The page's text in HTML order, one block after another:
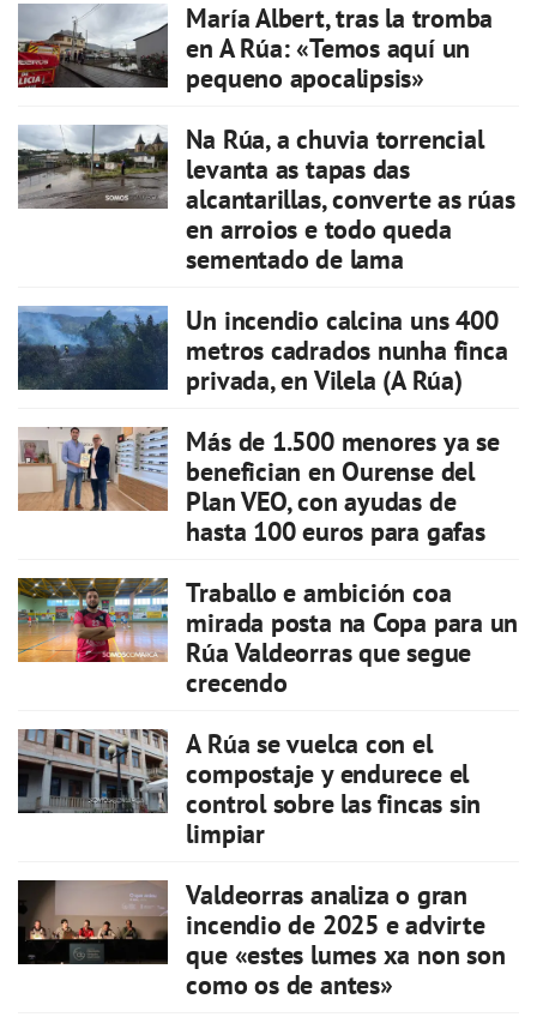
María Albert, tras la tromba
en A Rúa: «Temos aquí un
pequeno apocalipsis»
Na Rúa, a chuvia torrencial
levanta as tapas das
alcantarillas, converte as rúas
en arroios e todo queda
sementado de lama
Un incendio calcina uns 400
metros cadrados nunha finca
privada, en Vilela (A Rúa)
Más de 1.500 menores ya se
benefician en Ourense del
Plan VEO, con ayudas de
hasta 100 euros para gafas
Traballo e ambición coa
mirada posta na Copa para un
Rúa Valdeorras que segue
crecendo
A Rúa se vuelca con el
compostaje y endurece el
control sobre las fincas sin
limpiar
Valdeorras analiza o gran
incendio de 2025 e advirte
que «estes lumes xa non son
como os de antes»